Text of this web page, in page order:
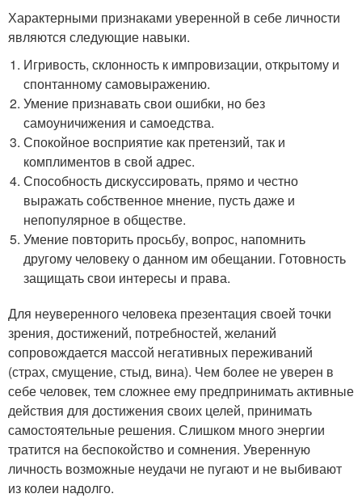
Характерными признаками уверенной в себе личности
являются следующие навыки.
Игривость, склонность к импровизации, открытому и
спонтанному самовыражению.
Умение признавать свои ошибки, но без
самоуничижения и самоедства.
Спокойное восприятие как претензий, так и
комплиментов в свой адрес.
Способность дискуссировать, прямо и честно
выражать собственное мнение, пусть даже и
непопулярное в обществе.
Умение повторить просьбу, вопрос, напомнить
другому человеку о данном им обещании. Готовность
защищать свои интересы и права.
Для неуверенного человека презентация своей точки
зрения, достижений, потребностей, желаний
сопровождается массой негативных переживаний
(страх, смущение, стыд, вина). Чем более не уверен в
себе человек, тем сложнее ему предпринимать активные
действия для достижения своих целей, принимать
самостоятельные решения. Слишком много энергии
тратится на беспокойство и сомнения. Уверенную
личность возможные неудачи не пугают и не выбивают
из колеи надолго.